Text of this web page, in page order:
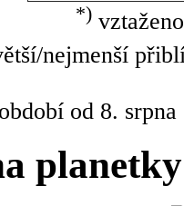
*)
nejmenší
od 8.